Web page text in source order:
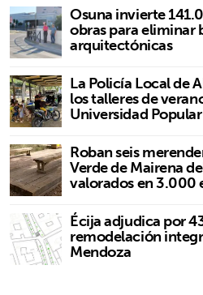
Osuna invierte
obras para eliminar
arquitectónicas
La Policía Local de
los talleres de
Universidad Popular
Roban seis
Verde de Mairena
valorados en 3.000
Écija adjudica por
remodelación
Mendoza